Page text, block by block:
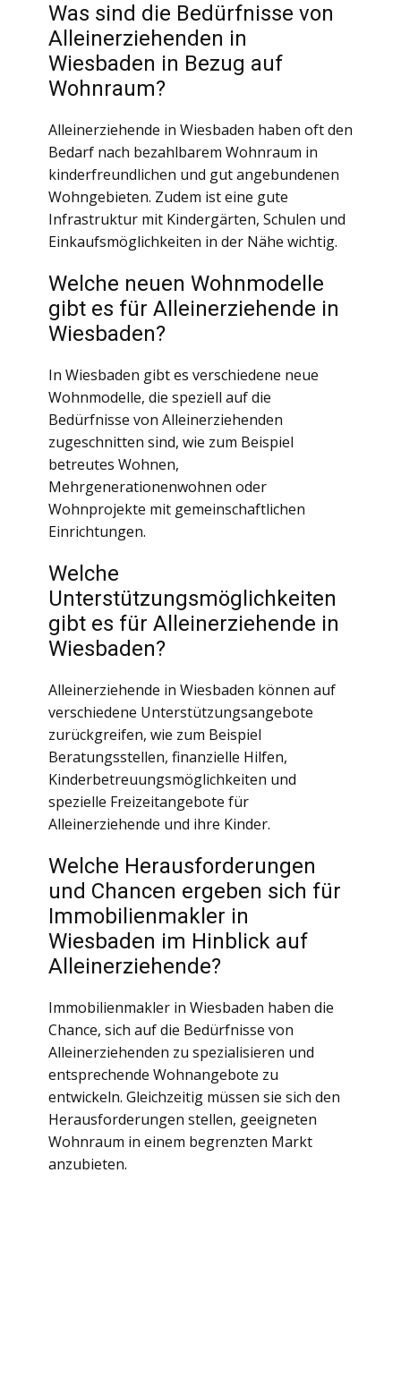
Was sind die Bedürfnisse von
Alleinerziehenden in
Wiesbaden in Bezug auf
Wohnraum?
Alleinerziehende in Wiesbaden haben oft den
Bedarf nach bezahlbarem Wohnraum in
kinderfreundlichen und gut angebundenen
Wohngebieten. Zudem ist eine gute
Infrastruktur mit Kindergärten, Schulen und
Einkaufsmöglichkeiten in der Nähe wichtig.
Welche neuen Wohnmodelle
gibt es für Alleinerziehende in
Wiesbaden?
In Wiesbaden gibt es verschiedene neue
Wohnmodelle, die speziell auf die
Bedürfnisse von Alleinerziehenden
zugeschnitten sind, wie zum Beispiel
betreutes Wohnen,
Mehrgenerationenwohnen oder
Wohnprojekte mit gemeinschaftlichen
Einrichtungen.
Welche
Unterstützungsmöglichkeiten
gibt es für Alleinerziehende in
Wiesbaden?
Alleinerziehende in Wiesbaden können auf
verschiedene Unterstützungsangebote
zurückgreifen, wie zum Beispiel
Beratungsstellen, finanzielle Hilfen,
Kinderbetreuungsmöglichkeiten und
spezielle Freizeitangebote für
Alleinerziehende und ihre Kinder.
Welche Herausforderungen
und Chancen ergeben sich für
Immobilienmakler in
Wiesbaden im Hinblick auf
Alleinerziehende?
Immobilienmakler in Wiesbaden haben die
Chance, sich auf die Bedürfnisse von
Alleinerziehenden zu spezialisieren und
entsprechende Wohnangebote zu
entwickeln. Gleichzeitig müssen sie sich den
Herausforderungen stellen, geeigneten
Wohnraum in einem begrenzten Markt
anzubieten.